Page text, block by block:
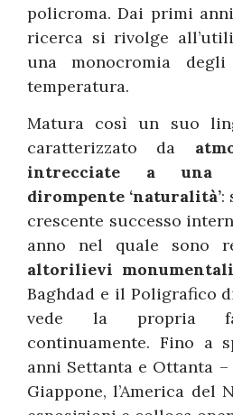
policroma. Dai primi
ricerca si rivolge
una monocromia
temperatura.
Matura così un suo
caratterizzato da
intrecciate a una
dirompente ‘naturalità’:
crescente successo
anno nel quale sono
altorilievi monumentali
Baghdad e il Poligrafico
vede la propria
continuamente. Fino a
anni Settanta e Ottanta
Giappone, l’America del